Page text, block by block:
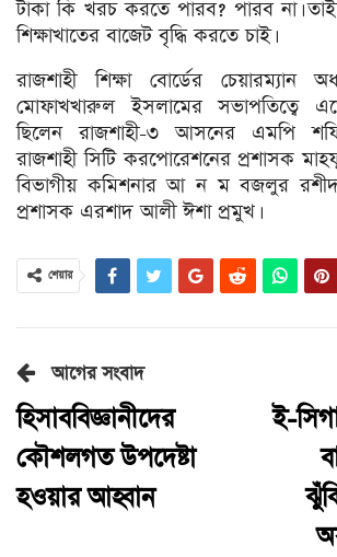
টাকা কি খরচ করতে পারব? পারব না।
শিক্ষাখাতের বাজেট বৃদ্ধি করতে চাই।
রাজশাহী শিক্ষা বোর্ডের
মোফাখখারুল ইসলামের সভাপতিত্বে
ছিলেন রাজশাহী-৩ আসনের এমপি
রাজশাহী সিটি করপোরেশনের প্রশাসক
বিভাগীয় কমিশনার আ ন ম বজলুর
প্রশাসক এরশাদ আলী ঈশা প্রমুখ।
শেয়ার
আগের সংবাদ
হিসাববিজ্ঞানীদের
কৌশলগত উপদেষ্টা
হওয়ার আহ্বান
ই-